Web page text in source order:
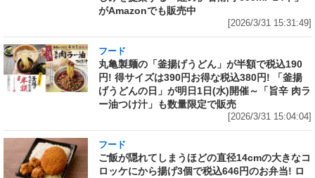
がAmazonでも販売中
[2026/3/31 15:31:49]
フード
丸亀製麺の「釜揚げうどん」が半額で税込190
円! 得サイズは390円お得な税込380円! 「釜揚
げうどんの日」が明日1日(水)開催～「旨辛 肉ラ
ー油つけ汁」も数量限定で販売
[2026/3/31 15:04:04]
フード
ご飯が隠れてしまうほどの直径14cmの大きなコ
ロッケにから揚げ3個で税込646円のお弁当! ロ